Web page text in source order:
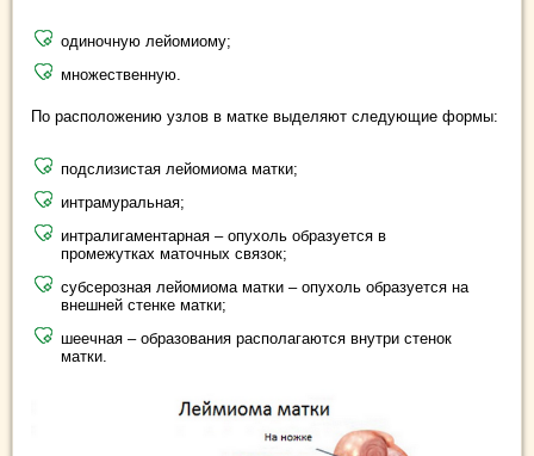
одиночную лейомиому;
множественную.
По расположению узлов в матке выделяют следующие формы:
подслизистая лейомиома матки;
интрамуральная;
интралигаментарная – опухоль образуется в
промежутках маточных связок;
субсерозная лейомиома матки – опухоль образуется на
внешней стенке матки;
шеечная – образования располагаются внутри стенок
матки.